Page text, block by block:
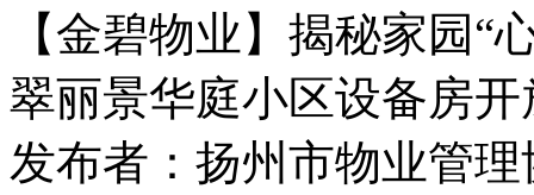
【金碧物业】揭秘家园“
翠丽景华庭小区设备房
发布者：扬州市物业管